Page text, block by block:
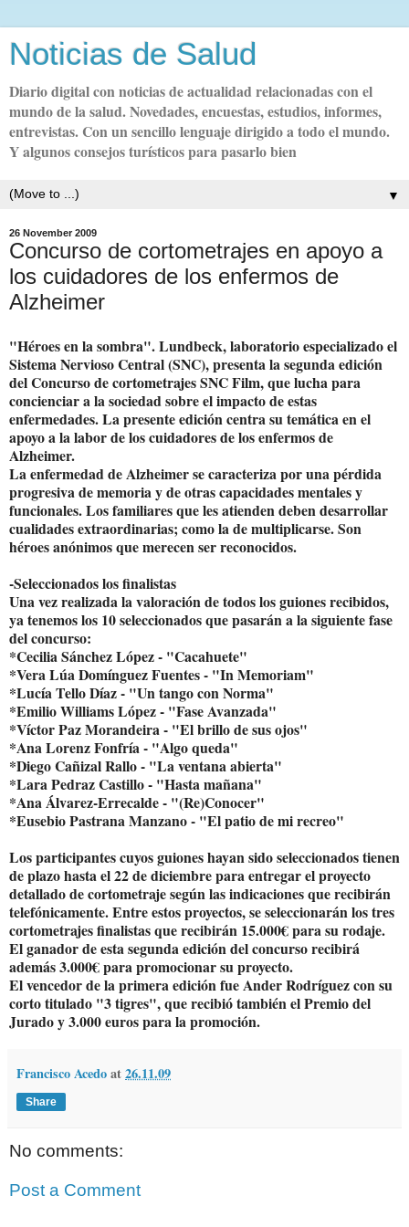
Noticias de Salud
Diario digital con noticias de actualidad relacionadas con el
mundo de la salud. Novedades, encuestas, estudios, informes,
entrevistas. Con un sencillo lenguaje dirigido a todo el mundo.
Y algunos consejos turísticos para pasarlo bien
▼
26 November 2009
Concurso de cortometrajes en apoyo a
los cuidadores de los enfermos de
Alzheimer
"Héroes en la sombra". Lundbeck, laboratorio especializado el
Sistema Nervioso Central (SNC), presenta la segunda edición
del Concurso de cortometrajes SNC Film, que lucha para
concienciar a la sociedad sobre el impacto de estas
enfermedades. La presente edición centra su temática en el
apoyo a la labor de los cuidadores de los enfermos de
Alzheimer.
La enfermedad de Alzheimer se caracteriza por una pérdida
progresiva de memoria y de otras capacidades mentales y
funcionales. Los familiares que les atienden deben desarrollar
cualidades extraordinarias; como la de multiplicarse. Son
héroes anónimos que merecen ser reconocidos.
-Seleccionados los finalistas
Una vez realizada la valoración de todos los guiones recibidos,
ya tenemos los 10 seleccionados que pasarán a la siguiente fase
del concurso:
*Cecilia Sánchez López - "Cacahuete"
*Vera Lúa Domínguez Fuentes - "In Memoriam"
*Lucía Tello Díaz - "Un tango con Norma"
*Emilio Williams López - "Fase Avanzada"
*Víctor Paz Morandeira - "El brillo de sus ojos"
*Ana Lorenz Fonfría - "Algo queda"
*Diego Cañizal Rallo - "La ventana abierta"
*Lara Pedraz Castillo - "Hasta mañana"
*Ana Álvarez-Errecalde - "(Re)Conocer"
*Eusebio Pastrana Manzano - "El patio de mi recreo"
Los participantes cuyos guiones hayan sido seleccionados tienen
de plazo hasta el 22 de diciembre para entregar el proyecto
detallado de cortometraje según las indicaciones que recibirán
telefónicamente. Entre estos proyectos, se seleccionarán los tres
cortometrajes finalistas que recibirán 15.000€ para su rodaje.
El ganador de esta segunda edición del concurso recibirá
además 3.000€ para promocionar su proyecto.
El vencedor de la primera edición fue Ander Rodríguez con su
corto titulado "3 tigres", que recibió también el Premio del
Jurado y 3.000 euros para la promoción.
Francisco Acedoat26.11.09
Share
No comments:
Post a Comment